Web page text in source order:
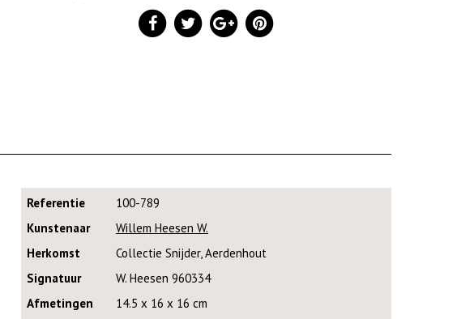
Referentie
100-789
Kunstenaar
Willem Heesen W.
Herkomst
Collectie Snijder, Aerdenhout
Signatuur
W. Heesen 960334
Afmetingen
14.5 x 16 x 16 cm